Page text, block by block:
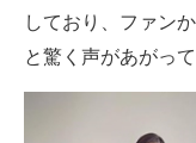
スマホと通信の最新
進化するPCとデバイ
しており、ファン
と驚く声があがって